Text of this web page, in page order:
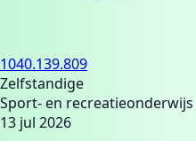
1040.139.809
Zelfstandige
Sport- en recreatieonderwijs
13 jul 2026